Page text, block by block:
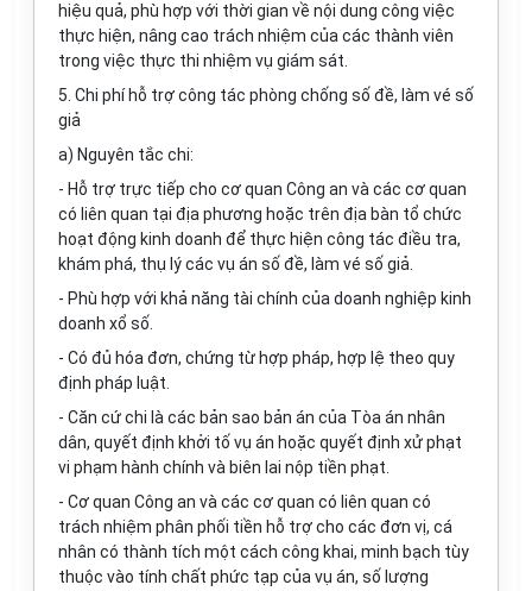
hiệu quả, phù hợp với thời gian về nội dung công việc
thực hiện, nâng cao trách nhiệm của các thành viên
trong việc thực thi nhiệm vụ giám sát.
5 Chi phí hỗ trợ công tác phòng chống số đề, làm vé số
giả
a) Nguyên tắc chi:
- Hỗ trợ trực tiếp cho cơ quan Công an và các cơ quan
có liên quan tại địa phương hoặc trên địa bàn tổ chức
hoạt động kinh doanh để thực hiện công tác điều tra,
khám phá, thụ lý các vụ án số đề, làm vé số giả.
- Phù hợp với khả năng tài chính của doanh nghiệp kinh
doanh xổ số.
- Có đủ hóa đơn, chứng từ hợp pháp, hợp lệ theo quy
định pháp luật.
- Căn cứ chi là các bản sao bản án của Tòa án nhân
dân, quyết định khởi tố vụ án hoặc quyết định xử phạt
vi phạm hành chính và biên lai nộp tiền phạt.
- Cơ quan Công an và các cơ quan có liên quan có
trách nhiệm phân phối tiền hỗ trợ cho các đơn vị, cá
nhân có thành tích một cách công khai, minh bạch tùy
thuộc vào tính chất phức tạp của vụ án, số lượng